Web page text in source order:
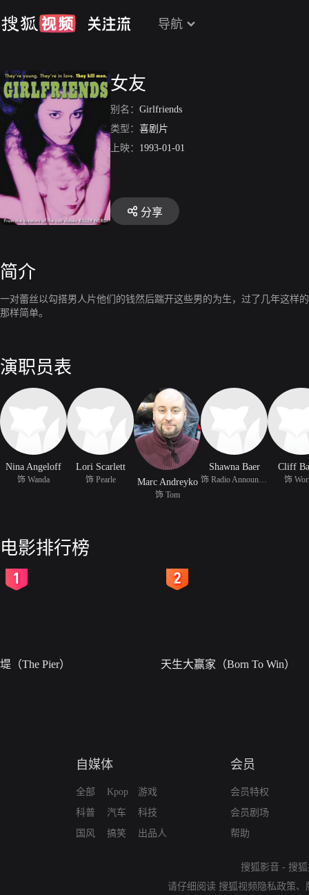
导航
女友
别名： Girlfriends
类型： 喜剧片
上映： 1993-01-01
分享
简介
一对蕾丝以勾搭男人片他们的钱然后踹开这些男的为生，过了几年这样
那样简单。
演职员表
Nina Angeloff
饰 Wanda
Lori Scarlett
饰 Pearle Marc Andreyko
饰 Tom
Shawna Baer
饰 Radio Announcer
Cliff
饰
电影排行榜
堤（The Pier） 天生大赢家（Born To Win）
自媒体
全部
科普
国风
Kpop
汽车
搞笑
游戏
科技
出品人
会员
会员特权
会员剧场
帮助
搜狐影音 - 搜
请仔细阅读 搜狐视频隐私政策、